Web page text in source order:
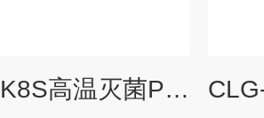
CPH5806/K8S高温灭菌PH电极 PH测定仪